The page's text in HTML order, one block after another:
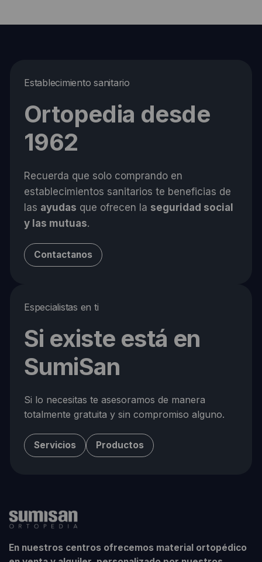
Establecimiento sanitario
Ortopedia desde
1962
Recuerda que solo comprando en
establecimientos sanitarios te beneficias de
las ayudas que ofrecen la seguridad social
y las mutuas.
Contactanos
Especialistas en ti
Si existe está en
SumiSan
Si lo necesitas te asesoramos de manera
totalmente gratuita y sin compromiso alguno.
Servicios Productos
En nuestros centros ofrecemos material ortopédico